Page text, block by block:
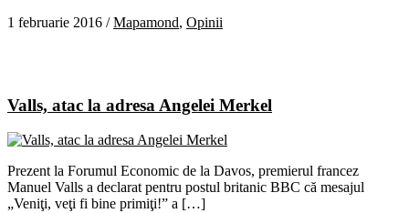
1 februarie 2016 /Mapamond, Opinii
Valls, atac la adresa Angelei Merkel
Prezent la Forumul Economic de la Davos, premierul francez
Manuel Valls a declarat pentru postul britanic BBC că mesajul
„Veniţi, veţi fi bine primiţi!” a […]